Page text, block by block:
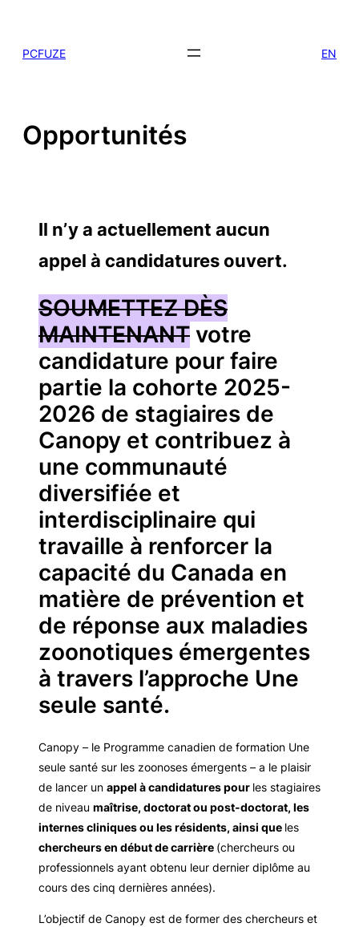
content
PCFUZE EN
Opportunités
Il n’y a actuellement aucun
appel à candidatures ouvert.
SOUMETTEZ DÈS
MAINTENANT votre
candidature pour faire
partie la cohorte 2025-
2026 de stagiaires de
Canopy et contribuez à
une communauté
diversifiée et
interdisciplinaire qui
travaille à renforcer la
capacité du Canada en
matière de prévention et
de réponse aux maladies
zoonotiques émergentes
à travers l’approche Une
seule santé.
Canopy – le Programme canadien de formation Une
seule santé sur les zoonoses émergents – a le plaisir
de lancer un appel à candidatures pour les stagiaires
de niveau maîtrise, doctorat ou post-doctorat, les
internes cliniques ou les résidents, ainsi que les
chercheurs en début de carrière (chercheurs ou
professionnels ayant obtenu leur dernier diplôme au
cours des cinq dernières années).
L’objectif de Canopy est de former des chercheurs et